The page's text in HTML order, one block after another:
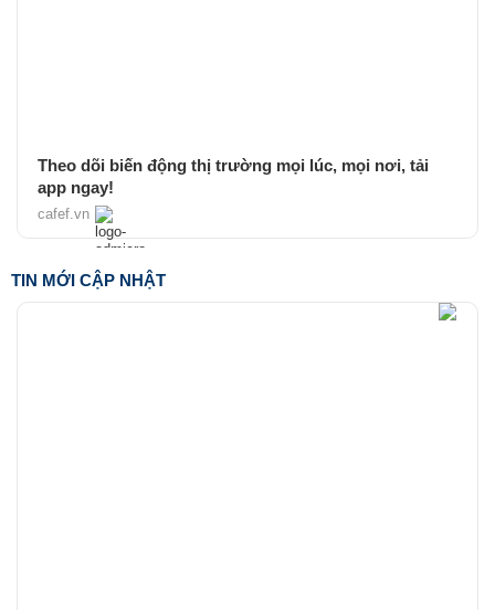
Theo dõi biến động thị trường mọi lúc, mọi nơi, tải
app ngay!
cafef.vn
TIN MỚI CẬP NHẬT